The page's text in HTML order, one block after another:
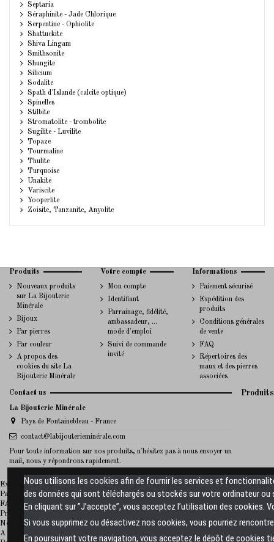
Septaria
Séraphinite - Jade Chlorique
Serpentine - Ophiolite
Shattuckite
Shiva Lingam
Smithsonite
Shungite
Silicium
Sodalite
Spath d'Islande (calcite optique)
Spinelles
Stilbite
Stromatolite - trombolite
Sugilite - Luvilite
Topaze
Tourmaline
Thulite
Turquoise
Unakite
Variscite
Yooperlite
Zoisite, Tanzanite, Anyolite
Produits
Nouveaux produits
sur La Bijouterie
Minérale
Bijoux
Par pierres
Par couleur
A propos des
cookies du site La
Bijouterie Minérale
Votre compte
Mon compte
Identifiant
Parrainage, fidélité,
ambassadeur, ...
mode d'emploi
Suivi de commande
invité
Informations
Paiement sécurisé
Expédition des
produits
Conditions générales
de vente
FAQ
Répertoires des
maux et des pierres
associées
Contact us
La Bijouterie Minérale
Pays de Fontainebleau - France
contact@labijouterieminérale.com
Pour toute information sur nos produits, n'hésitez pas à nous envoyer un
mail, nous y répondrons rapidement.
Produits
Expédition des produits
Paiement sécurisé
FAQ
Promotions
Nouveaux produits sur La Bijouterie Minérale
La Bijouterie Minerale
A propos de La Bijouterie Minérale
Nous utilisons les cookies afin de fournir les services et
des données qui sont téléchargés ou stockés sur votre ordinateur ou
En cliquant sur ”J’accepte”, vous acceptez l’utilisation des cookies.
Si vous supprimez ou désactivez nos cookies, vous pourriez
En poursuivant votre navigation, vous acceptez le dépôt de cookies